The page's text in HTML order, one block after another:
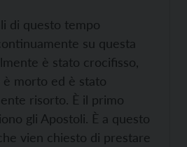
di questo tempo
su questa
è stato crocifisso,
morto ed è stato
risorto. È il primo
gli Apostoli. È a questo
vien chiesto di prestare